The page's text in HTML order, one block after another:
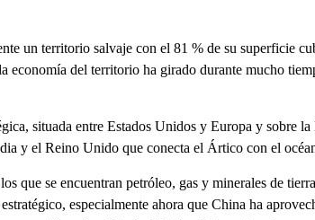
un territorio salvaje con el 81 % de su superficie
economía del territorio ha girado durante mucho
situada entre Estados Unidos y Europa y sobre la
y el Reino Unido que conecta el Ártico con el
que se encuentran petróleo, gas y minerales de
especialmente ahora que China ha